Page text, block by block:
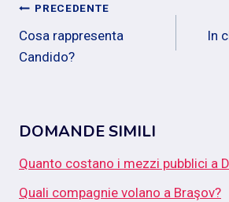
Navigazione
articoli
PRECEDENTE
Cosa rappresenta
Candido?
In
DOMANDE SIMILI
Quanto costano i mezzi pubblici a
Quali compagnie volano a Braşov?